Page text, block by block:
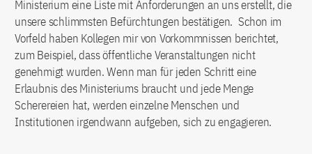
Ministerium eine Liste mit Anforderungen an uns erstellt, die
unsere schlimmsten Befürchtungen bestätigen. Schon im
Vorfeld haben Kollegen mir von Vorkommnissen berichtet,
zum Beispiel, dass öffentliche Veranstaltungen nicht
genehmigt wurden. Wenn man für jeden Schritt eine
Erlaubnis des Ministeriums braucht und jede Menge
Scherereien hat, werden einzelne Menschen und
Institutionen irgendwann aufgeben, sich zu engagieren.